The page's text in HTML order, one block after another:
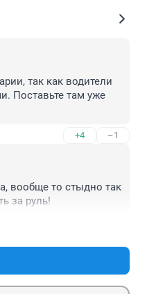
так как водители
Поставьте там уже
+4 –1
вообще то стыдно так
за руль!